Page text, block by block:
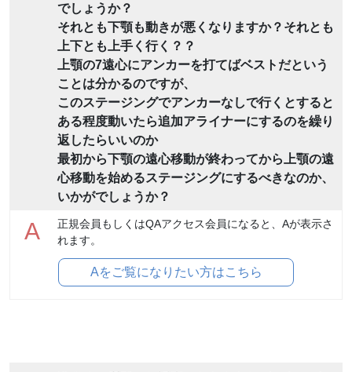
でしょうか？
それとも下顎も動きが悪くなりますか？それとも
上下とも上手く行く？？
上顎の7遠心にアンカーを打てばベストだという
ことは分かるのですが、
このステージングでアンカーなしで行くとすると
ある程度動いたら追加アライナーにするのを繰り
返したらいいのか
最初から下顎の遠心移動が終わってから上顎の遠
心移動を始めるステージングにするべきなのか、
いかがでしょうか？
A
正規会員もしくはQAアクセス会員になると、Aが表示さ
れます。
Aをご覧になりたい方はこちら